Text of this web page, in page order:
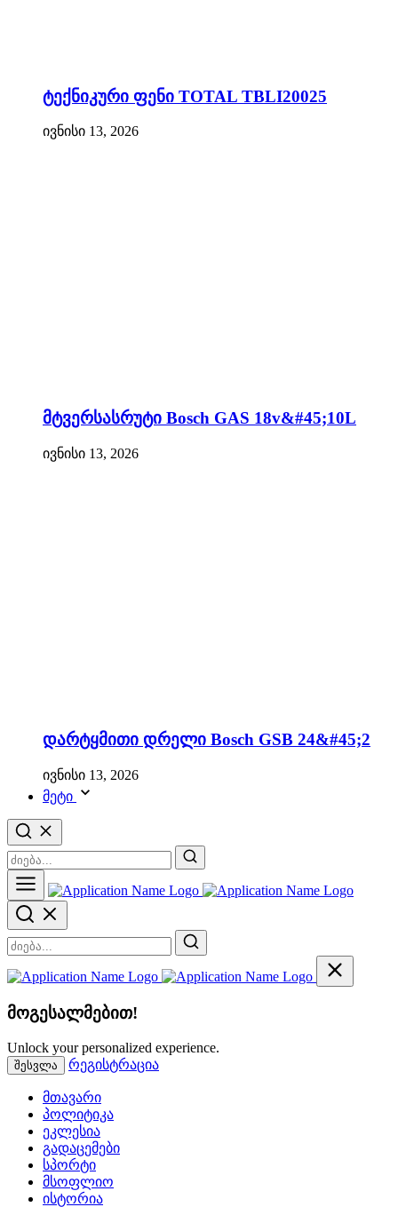
ტექნიკური ფენი TOTAL TBLI20025
ივნისი 13, 2026
მტვერსასრუტი Bosch GAS 18v&#45;10L
ივნისი 13, 2026
დარტყმითი დრელი Bosch GSB 24&#45;2
ივნისი 13, 2026
მეტი
მოგესალმებით!
Unlock your personalized experience.
შესვლა რეგისტრაცია
მთავარი
პოლიტიკა
ეკლესია
გადაცემები
სპორტი
მსოფლიო
ისტორია